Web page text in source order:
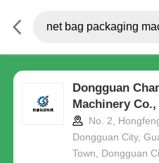
Dongguan
Machinery Co.,
No. 2,
Dongguan City,
Town, Dongguan